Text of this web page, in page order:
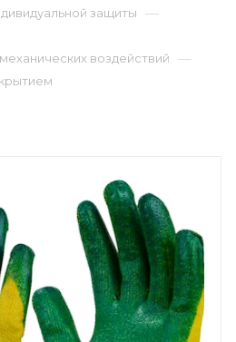
защиты —
воздействий —